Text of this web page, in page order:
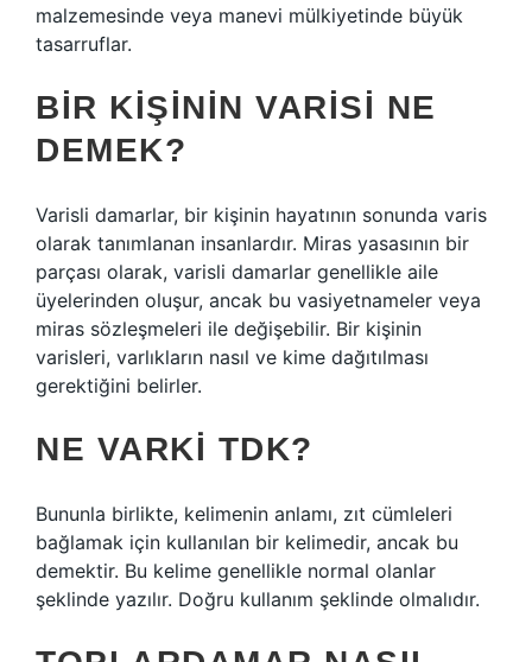
malzemesinde veya manevi mülkiyetinde büyük
tasarruflar.
BIR KIŞININ VARISI NE
DEMEK?
Varisli damarlar, bir kişinin hayatının sonunda varis
olarak tanımlanan insanlardır. Miras yasasının bir
parçası olarak, varisli damarlar genellikle aile
üyelerinden oluşur, ancak bu vasiyetnameler veya
miras sözleşmeleri ile değişebilir. Bir kişinin
varisleri, varlıkların nasıl ve kime dağıtılması
gerektiğini belirler.
NE VARKI TDK?
Bununla birlikte, kelimenin anlamı, zıt cümleleri
bağlamak için kullanılan bir kelimedir, ancak bu
demektir. Bu kelime genellikle normal olanlar
şeklinde yazılır. Doğru kullanım şeklinde olmalıdır.